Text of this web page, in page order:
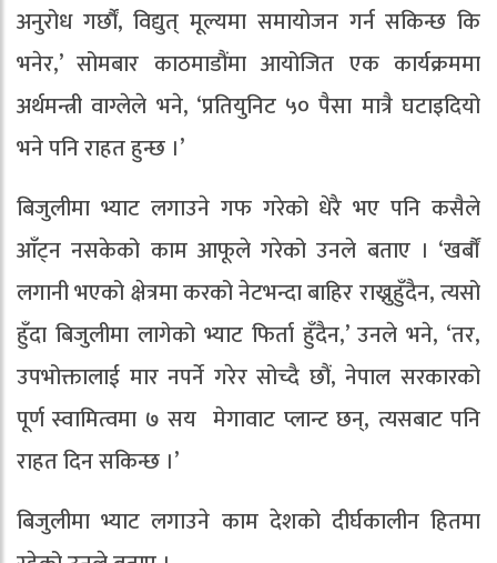
अनुरोध गर्छाैं, विद्युत् मूल्यमा समायोजन गर्न सकिन्छ कि
भनेर,’ सोमबार काठमाडौंमा आयोजित एक कार्यक्रममा
अर्थमन्त्री वाग्लेले भने, ‘प्रतियुनिट ५० पैसा मात्रै घटाइदियो
भने पनि राहत हुन्छ ।’
बिजुलीमा भ्याट लगाउने गफ गरेको धेरै भए पनि कसैले
आँट्न नसकेको काम आफूले गरेको उनले बताए । ‘खर्बौं
लगानी भएको क्षेत्रमा करको नेटभन्दा बाहिर राख्नुहुँदैन, त्यसो
हुँदा बिजुलीमा लागेको भ्याट फिर्ता हुँदैन,’ उनले भने, ‘तर,
उपभोक्तालाई मार नपर्ने गरेर सोच्दै छौं, नेपाल सरकारको
पूर्ण स्वामित्वमा ७ सय मेगावाट प्लान्ट छन्, त्यसबाट पनि
राहत दिन सकिन्छ ।’
बिजुलीमा भ्याट लगाउने काम देशको दीर्घकालीन हितमा